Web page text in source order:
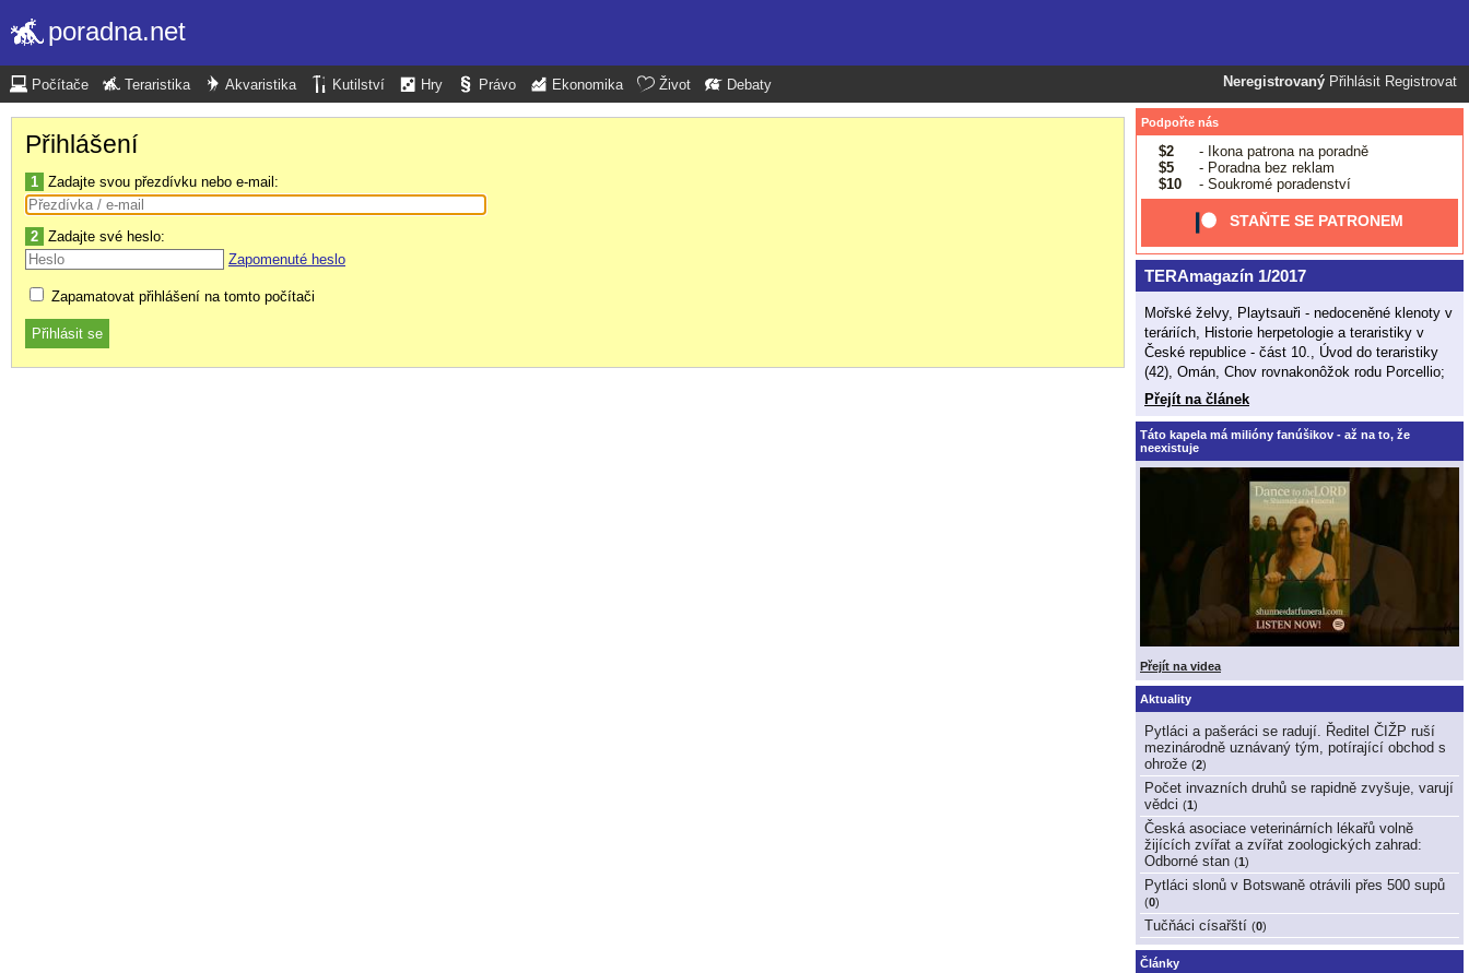
poradna.net
Neregistrovaný Přihlásit Registrovat
Počítače Teraristika Akvaristika Kutilství Hry Právo Ekonomika Život Debaty
Přihlášení
1 Zadajte svou přezdívku nebo e-mail:
2 Zadajte své heslo:
Zapomenuté heslo
Zapamatovat přihlášení na tomto počítači
Podpořte nás
$2
- Ikona patrona na poradně
$5
- Poradna bez reklam
$10
- Soukromé poradenství
STAŇTE SE PATRONEM
TERAmagazín 1/2017
Mořské želvy, Playtsauři - nedoceněné klenoty v
teráriích, Historie herpetologie a teraristiky v
České republice - část 10., Úvod do teraristiky
(42), Omán, Chov rovnakonôžok rodu Porcellio;
Přejít na článek
Táto kapela má milióny fanúšikov - až na to, že
neexistuje
Přejít na videa
Aktuality
Pytláci a pašeráci se radují. Ředitel ČIŽP ruší
mezinárodně uznávaný tým, potírající obchod s
ohrože (2)
Počet invazních druhů se rapidně zvyšuje, varují
vědci (1)
Česká asociace veterinárních lékařů volně
žijících zvířat a zvířat zoologických zahrad:
Odborné stan (1)
Pytláci slonů v Botswaně otrávili přes 500 supů
(0)
Tučňáci císařští (0)
Články